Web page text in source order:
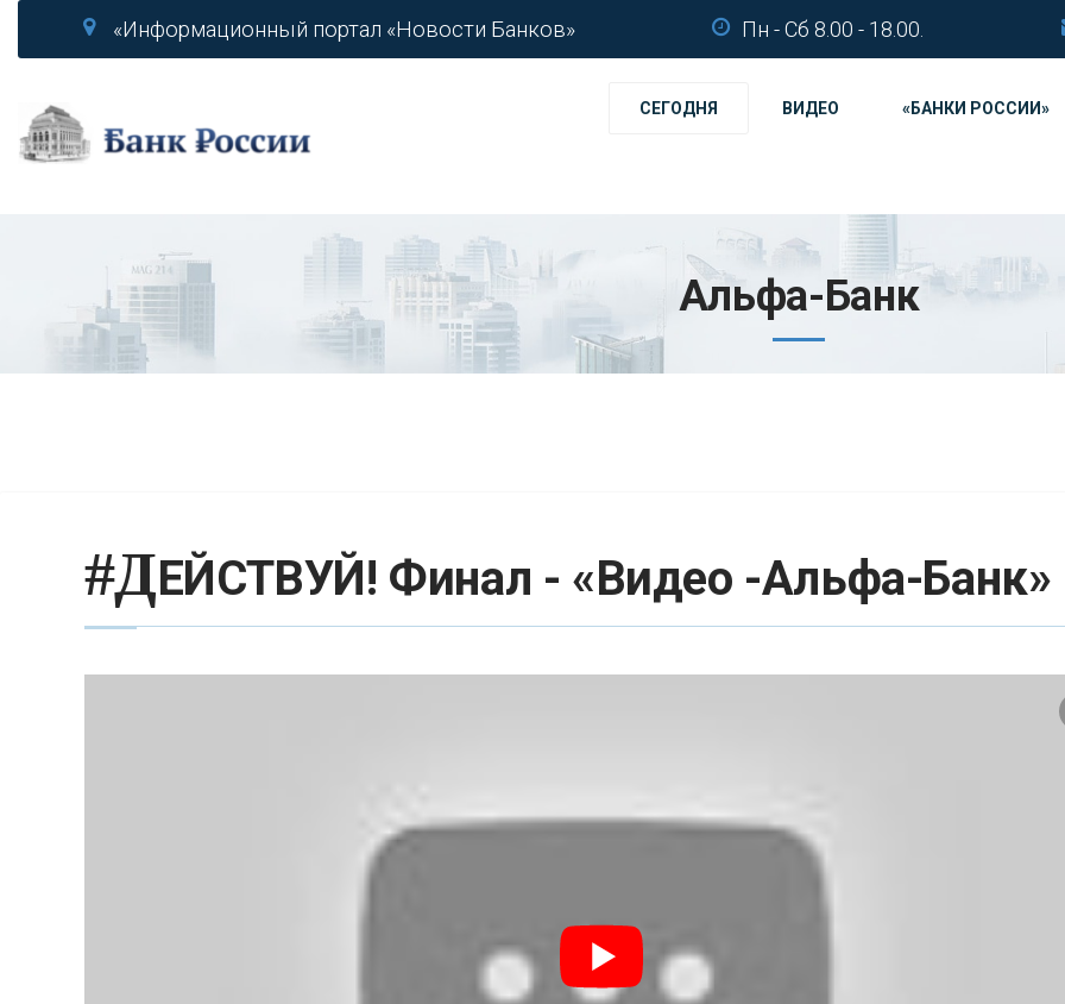
«Информационный портал «Новости Банков» Пн - Сб 8.00 - 18.00.
СЕГОДНЯ ВИДЕО «БАНКИ РОССИИ»
Альфа-Банк
#ДЕЙСТВУЙ! Финал - «Видео -Альфа-Банк»